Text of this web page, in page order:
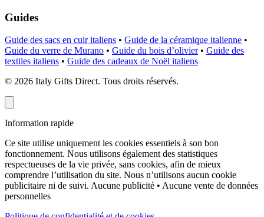
Guides
Guide des sacs en cuir italiens • Guide de la céramique italienne •
Guide du verre de Murano • Guide du bois d’olivier • Guide des
textiles italiens • Guide des cadeaux de Noël italiens
© 2026 Italy Gifts Direct. Tous droits réservés.
Information rapide
Ce site utilise uniquement les cookies essentiels à son bon
fonctionnement. Nous utilisons également des statistiques
respectueuses de la vie privée, sans cookies, afin de mieux
comprendre l’utilisation du site. Nous n’utilisons aucun cookie
publicitaire ni de suivi. Aucune publicité • Aucune vente de données
personnelles